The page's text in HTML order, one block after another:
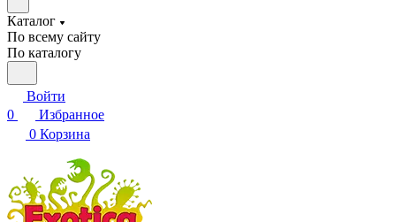
Каталог
По всему сайту
По каталогу
Войти
0
Избранное
0 Корзина